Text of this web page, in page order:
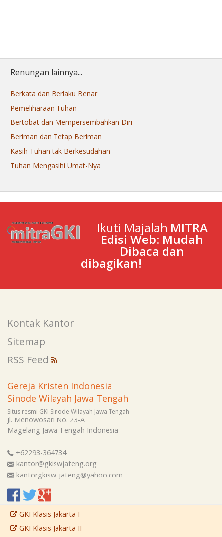
Renungan lainnya...
Berkata dan Berlaku Benar
Pemeliharaan Tuhan
Bertobat dan Mempersembahkan Diri
Beriman dan Tetap Beriman
Kasih Tuhan tak Berkesudahan
Tuhan Mengasihi Umat-Nya
Ikuti Majalah MITRA
Edisi Web: Mudah
Dibaca dan
dibagikan!
Kontak Kantor
Sitemap
RSS Feed
Gereja Kristen Indonesia
Sinode Wilayah Jawa Tengah
Situs resmi GKI Sinode Wilayah Jawa Tengah
Jl. Menowosari No. 23-A
Magelang Jawa Tengah Indonesia
+62293-364734
kantor@gkiswjateng.org
kantorgkisw_jateng@yahoo.com
GKI Klasis Jakarta I
GKI Klasis Jakarta II